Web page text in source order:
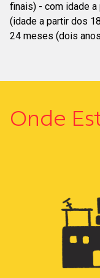
finais) - com idade
(idade a partir dos
24 meses (dois
Onde